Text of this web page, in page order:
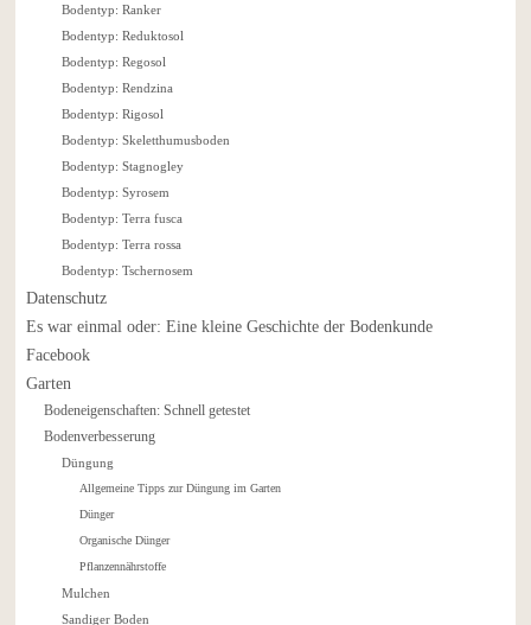
Bodentyp: Ranker
Bodentyp: Reduktosol
Bodentyp: Regosol
Bodentyp: Rendzina
Bodentyp: Rigosol
Bodentyp: Skeletthumusboden
Bodentyp: Stagnogley
Bodentyp: Syrosem
Bodentyp: Terra fusca
Bodentyp: Terra rossa
Bodentyp: Tschernosem
Datenschutz
Es war einmal oder: Eine kleine Geschichte der Bodenkunde
Facebook
Garten
Bodeneigenschaften: Schnell getestet
Bodenverbesserung
Düngung
Allgemeine Tipps zur Düngung im Garten
Dünger
Organische Dünger
Pflanzennährstoffe
Mulchen
Sandiger Boden